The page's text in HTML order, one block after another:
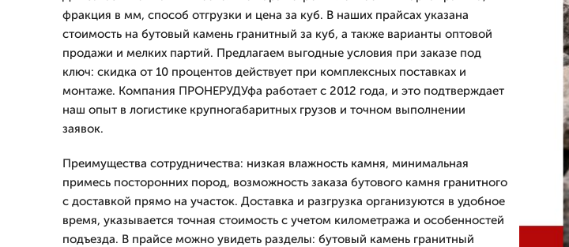
фракция в мм, способ отгрузки и цена за куб. В наших прайсах указана
стоимость на бутовый камень гранитный за куб, а также варианты оптовой
продажи и мелких партий. Предлагаем выгодные условия при заказе под
ключ: скидка от 10 процентов действует при комплексных поставках и
монтаже. Компания ПРОНЕРУДУфа работает с 2012 года, и это подтверждает
наш опыт в логистике крупногабаритных грузов и точном выполнении
заявок.
Преимущества сотрудничества: низкая влажность камня, минимальная
примесь посторонних пород, возможность заказа бутового камня гранитного
с доставкой прямо на участок. Доставка и разгрузка организуются в удобное
время, указывается точная стоимость с учетом километража и особенностей
подъезда. В прайсе можно увидеть разделы: бутовый камень гранитный